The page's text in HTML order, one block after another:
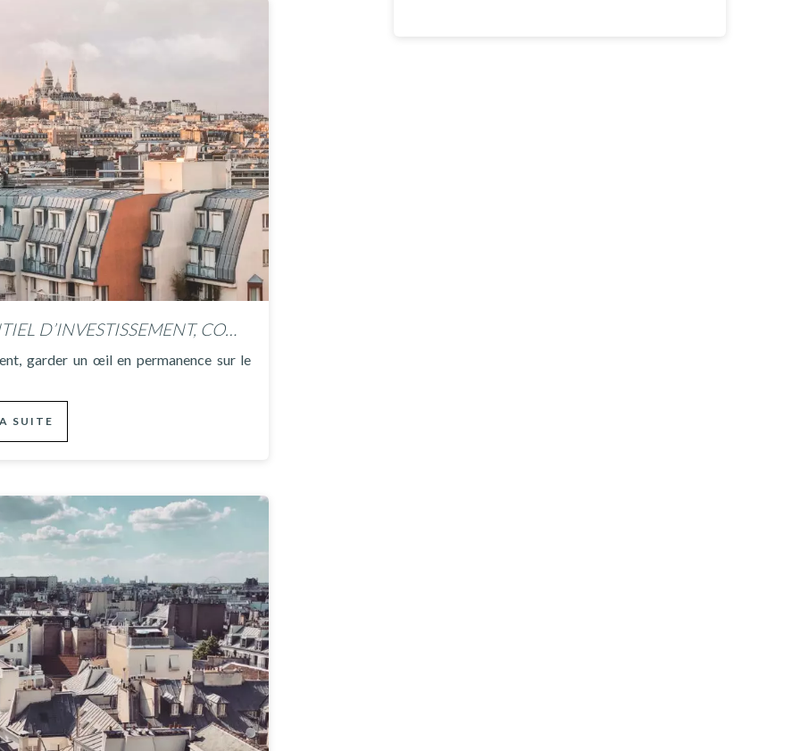
IMMOBILIER, UN FORT POTENTIEL D’INVESTISSEMENT, COMMENT S’Y PRENDRE ?
garder un œil en permanence sur le
SUITE